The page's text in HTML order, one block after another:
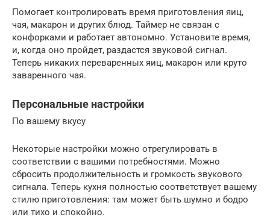
Помогает контролировать время приготовления яиц,
чая, макарон и других блюд. Таймер не связан с
конфорками и работает автономно. Установите время,
и, когда оно пройдет, раздастся звуковой сигнал.
Теперь никаких переваренных яиц, макарон или круто
заваренного чая.
Персональные настройки
По вашему вкусу
Некоторые настройки можно отрегулировать в
соответствии с вашими потребностями. Можно
сбросить продолжительность и громкость звукового
сигнала. Теперь кухня полностью соответствует вашему
стилю приготовления: там может быть шумно и бодро
или тихо и спокойно.